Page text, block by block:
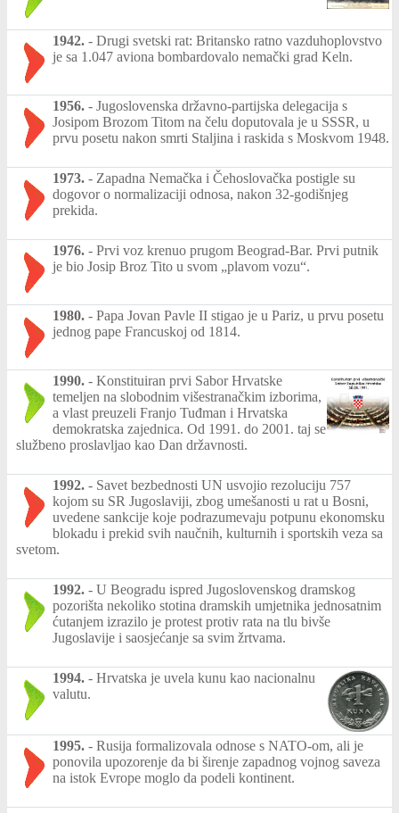
1942. - Drugi svetski rat: Britansko ratno vazduhoplovstvo
je sa 1.047 aviona bombardovalo nemački grad Keln.
1956. - Jugoslovenska državno-partijska delegacija s
Josipom Brozom Titom na čelu doputovala je u SSSR, u
prvu posetu nakon smrti Staljina i raskida s Moskvom 1948.
1973. - Zapadna Nemačka i Čehoslovačka postigle su
dogovor o normalizaciji odnosa, nakon 32-godišnjeg
prekida.
1976. - Prvi voz krenuo prugom Beograd-Bar. Prvi putnik
je bio Josip Broz Tito u svom „plavom vozu“.
1980. - Papa Jovan Pavle II stigao je u Pariz, u prvu posetu
jednog pape Francuskoj od 1814.
1990. - Konstituiran prvi Sabor Hrvatske
temeljen na slobodnim višestranačkim izborima,
a vlast preuzeli Franjo Tuđman i Hrvatska
demokratska zajednica. Od 1991. do 2001. taj se
službeno proslavljao kao Dan državnosti.
1992. - Savet bezbednosti UN usvojio rezoluciju 757
kojom su SR Jugoslaviji, zbog umešanosti u rat u Bosni,
uvedene sankcije koje podrazumevaju potpunu ekonomsku
blokadu i prekid svih naučnih, kulturnih i sportskih veza sa
svetom.
1992. - U Beogradu ispred Jugoslovenskog dramskog
pozorišta nekoliko stotina dramskih umjetnika jednosatnim
ćutanjem izrazilo je protest protiv rata na tlu bivše
Jugoslavije i saosjećanje sa svim žrtvama.
1994. - Hrvatska je uvela kunu kao nacionalnu
valutu.
1995. - Rusija formalizovala odnose s NATO-om, ali je
ponovila upozorenje da bi širenje zapadnog vojnog saveza
na istok Evrope moglo da podeli kontinent.